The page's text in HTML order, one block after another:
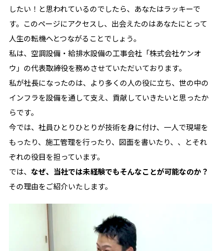
したい！と思われているのでしたら、あなたはラッキーで
す。このページにアクセスし、出会えたのはあなたにとって
人生の転機へとつながることでしょう。
私は、空調設備・給排水設備の工事会社「株式会社ケンオ
ウ」の代表取締役を務めさせていただいております。
私が社長になったのは、より多くの人の役に立ち、世の中の
インフラを設備を通して支え、貢献していきたいと思ったか
らです。
今では、社員ひとりひとりが技術を身に付け、一人で現場を
もったり、施工管理を行ったり、図面を書いたり、、とそれ
ぞれの役目を担っています。
では、 なぜ、当社では未経験でもそんなことが可能なのか？
その理由をご紹介いたします。